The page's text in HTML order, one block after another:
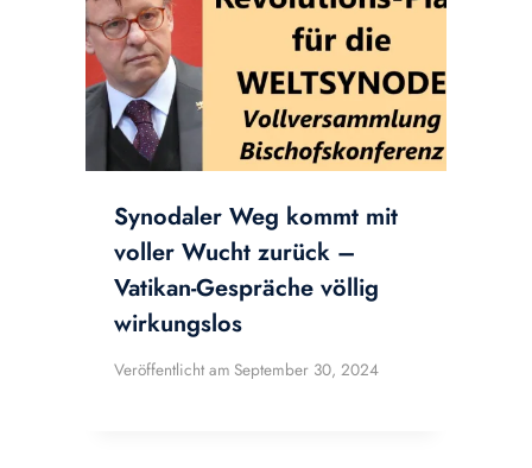
Synodaler Weg kommt mit
voller Wucht zurück –
Vatikan-Gespräche völlig
wirkungslos
Veröffentlicht am September 30, 2024